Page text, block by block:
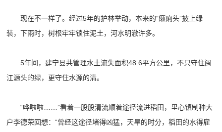
现在不一样了。经过5年的护林举动，本来的“癞痢头”披上绿
装，下雨时，树根牢牢锁住泥土，河水明澈许多。
5年间，建宁县共管理水土流失面积48.6平方公里，不只守住闽
江源头的绿，更守住水源的清。
“哗啦啦……”看着一股股清流顺着途径流进稻田，里心镇制种大
户李德荣回想：“曾经这途径堵得凶猛，天旱的时分，稻田的水得雇